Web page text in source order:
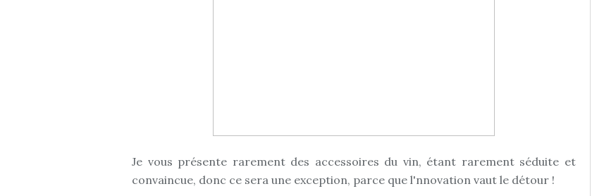
Je vous présente rarement des accessoires du vin, étant rarement séduite et
convaincue, donc ce sera une exception, parce que l'nnovation vaut le détour !